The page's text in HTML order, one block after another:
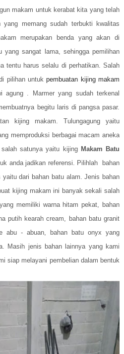
makam untuk kerabat kita yang telah
yang memang sudah terbukti kwalitas
merupakan benda yang akan di
yang sangat lama, sehingga pemilihan
tentu harus selalu di perhatikan. Salah
pilihan untukpembuatan kijing makam
agung . Marmer yang sudah terkenal
begitu laris di pangsa pasar.
kijing makam. Tulungagung yaitu
memproduksi berbagai macam aneka
satunya yaitu kijing Makam Batu
anda jadikan referensi. Pilihlah bahan
dari bahan batu alam. Jenis bahan
kijing makam ini banyak sekali salah
memiliki warna hitam pekat, bahan
putih kearah cream, bahan batu granit
abu - abuan, bahan batu onyx yang
Masih jenis bahan lainnya yang kami
siap melayani pembelian dalam bentuk